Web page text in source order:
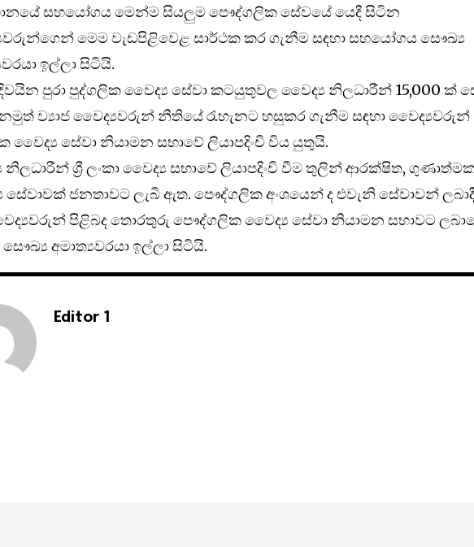
සහයෝගය මෙන්ම සියලුම පෞද්ගලික සේවයේ යෙදී සිටින
මෙම වැඩපිළිවෙළ සාර්ථක කර ගැනීම සඳහා සහයෝගය සෞඛ්‍ය
ඉල්ලා සිටියි.
පුරා පුද්ගලික වෛද්‍ය සේවා කටයුතුවල වෛද්‍ය නිලධාරීන් 15,000 ක්
ව්‍යාජ වෛද්‍යවරුන් නීතියේ රැහැනට හසුකර ගැනීම සඳහා වෛද්‍යවරුන්
වෛද්‍ය සේවා නියාමන සභාවේ ලියාපදිංචි විය යුතුයි.
ශ්‍රී ලංකා වෛද්‍ය සභාවේ ලියාපදිංචි වීම තුලින් ආරක්ෂිත,
ජනතාවට ලැබී ඇත. පෞද්ගලික අංශයෙන් ද එවැනි සේවාවන්
පිළිබද තොරතුරු පෞද්ගලික වෛද්‍ය සේවා නියාමන සභාවට
සෞඛ්‍ය අමාත්‍යවරයා ඉල්ලා සිටියි.
Editor 1